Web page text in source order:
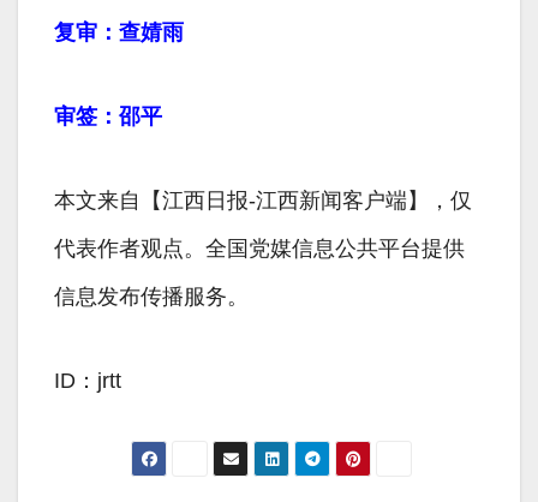
复审：查婧雨
审签：邵平
本文来自【江西日报-江西新闻客户端】，仅
代表作者观点。全国党媒信息公共平台提供
信息发布传播服务。
ID：jrtt